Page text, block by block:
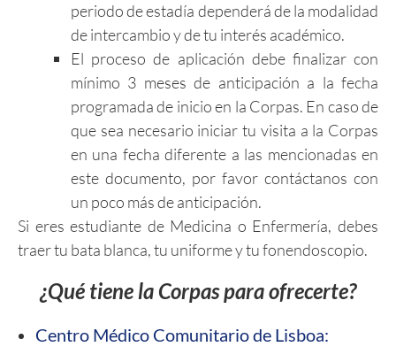
periodo de estadía dependerá de la modalidad
de intercambio y de tu interés académico.
El proceso de aplicación debe finalizar con
mínimo 3 meses de anticipación a la fecha
programada de inicio en la Corpas. En caso de
que sea necesario iniciar tu visita a la Corpas
en una fecha diferente a las mencionadas en
este documento, por favor contáctanos con
un poco más de anticipación.
Si eres estudiante de Medicina o Enfermería, debes
traer tu bata blanca, tu uniforme y tu fonendoscopio.
¿Qué tiene la Corpas para ofrecerte?
Centro Médico Comunitario de Lisboa: